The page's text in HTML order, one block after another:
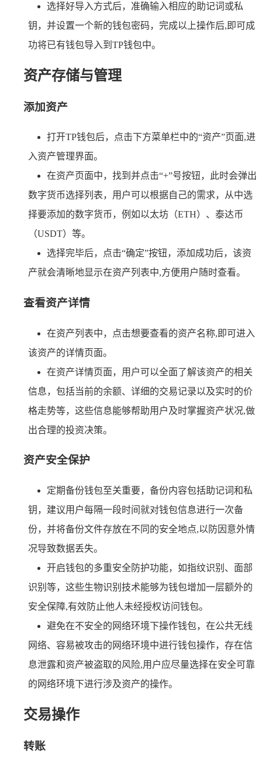
选择好导入方式后，准确输入相应的助记词或私
钥，并设置一个新的钱包密码，完成以上操作后,即可成
功将已有钱包导入到TP钱包中。
资产存储与管理
添加资产
打开TP钱包后，点击下方菜单栏中的“资产”页面,进
入资产管理界面。
在资产页面中，找到并点击“+”号按钮，此时会弹出
数字货币选择列表，用户可以根据自己的需求，从中选
择要添加的数字货币，例如以太坊（ETH）、泰达币
（USDT）等。
选择完毕后，点击“确定”按钮，添加成功后，该资
产就会清晰地显示在资产列表中,方便用户随时查看。
查看资产详情
在资产列表中，点击想要查看的资产名称,即可进入
该资产的详情页面。
在资产详情页面，用户可以全面了解该资产的相关
信息，包括当前的余额、详细的交易记录以及实时的价
格走势等，这些信息能够帮助用户及时掌握资产状况,做
出合理的投资决策。
资产安全保护
定期备份钱包至关重要，备份内容包括助记词和私
钥，建议用户每隔一段时间就对钱包信息进行一次备
份，并将备份文件存放在不同的安全地点,以防因意外情
况导致数据丢失。
开启钱包的多重安全防护功能，如指纹识别、面部
识别等，这些生物识别技术能够为钱包增加一层额外的
安全保障,有效防止他人未经授权访问钱包。
避免在不安全的网络环境下操作钱包，在公共无线
网络、容易被攻击的网络环境中进行钱包操作，存在信
息泄露和资产被盗取的风险,用户应尽量选择在安全可靠
的网络环境下进行涉及资产的操作。
交易操作
转账